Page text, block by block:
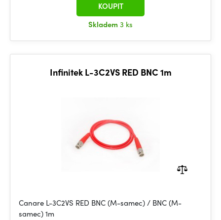
Skladem3 ks
KOUPIT
Infinitek L-3C2VS RED BNC 1m
Canare L-3C2VS RED BNC (M-samec) / BNC (M-
samec) 1m